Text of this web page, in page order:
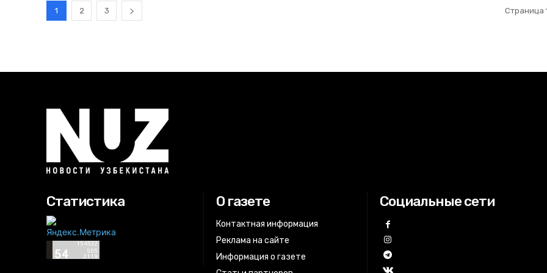
1 2 3 Страница
Статистика О газете
Контактная информация
Реклама на сайте
Информация о газете
Социальные сети